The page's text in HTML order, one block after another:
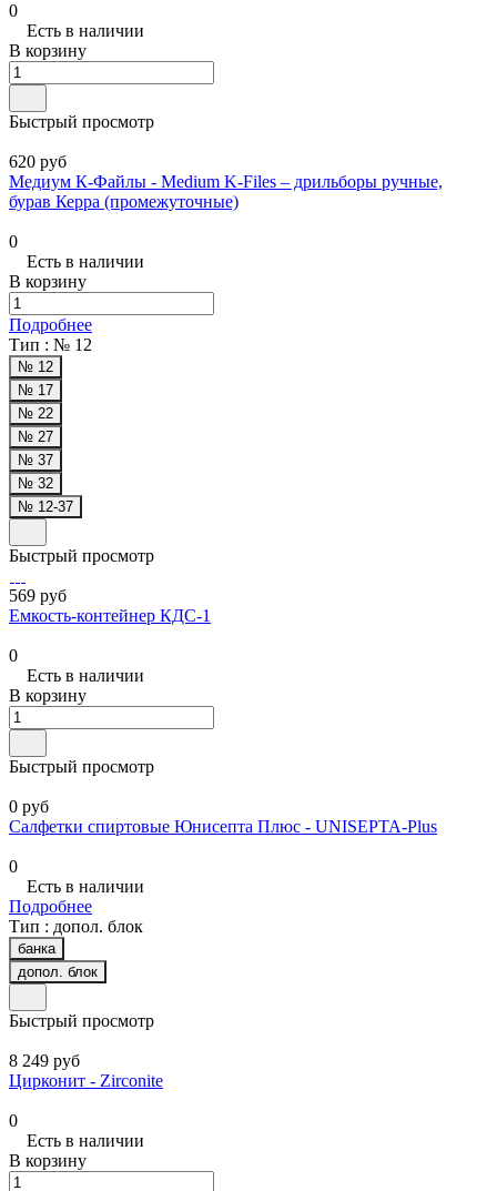
0
Есть в наличии
В корзину
Быстрый просмотр
620 руб
Медиум К-Файлы - Medium K-Files – дрильборы ручные,
бурав Керра (промежуточные)
0
Есть в наличии
В корзину
Подробнее
Тип : № 12
№ 12
№ 17
№ 22
№ 27
№ 37
№ 32
№ 12-37
Быстрый просмотр
569 руб
Емкость-контейнер КДС-1
0
Есть в наличии
В корзину
Быстрый просмотр
0 руб
Салфетки спиртовые Юнисепта Плюс - UNISEPTA-Plus
0
Есть в наличии
Подробнее
Тип : допол. блок
банка
допол. блок
Быстрый просмотр
8 249 руб
Цирконит - Zirconite
0
Есть в наличии
В корзину